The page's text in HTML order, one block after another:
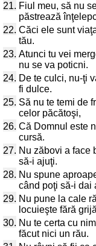
21. Fiul meu, să nu
păstrează
22. Căci ele sunt
tău.
23. Atunci tu vei
nu se va poticni.
24. De te culci, nu-ţi
fi dulce.
25. Să nu te temi de
celor păcătoşi,
26. Că Domnul este
cursă.
27. Nu zăbovi a face
să-i ajuţi.
28. Nu spune
când poţi să-i dai
29. Nu pune la cale
locuieşte fără
30. Nu te certa cu
făcut nici un rău.